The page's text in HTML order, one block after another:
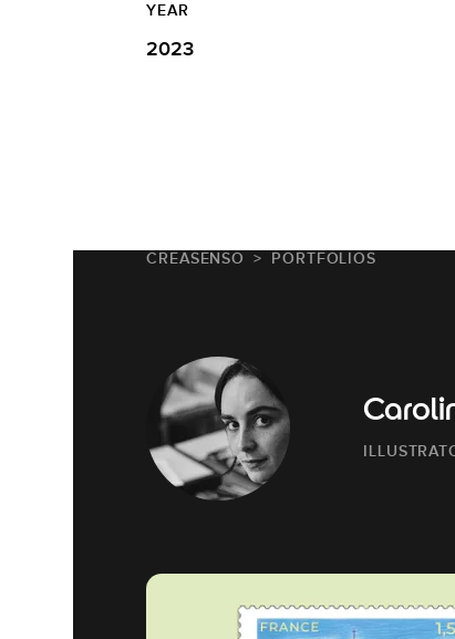
YEAR
2023
CREASENSO PORTFOLIOS